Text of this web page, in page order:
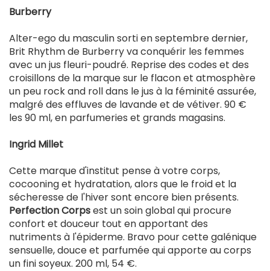
Burberry
Alter-ego du masculin sorti en septembre dernier,
Brit Rhythm de Burberry va conquérir les femmes
avec un jus fleuri-poudré. Reprise des codes et des
croisillons de la marque sur le flacon et atmosphère
un peu rock and roll dans le jus à la féminité assurée,
malgré des effluves de lavande et de vétiver. 90 €
les 90 ml, en parfumeries et grands magasins.
Ingrid Millet
Cette marque d'institut pense à votre corps,
cocooning et hydratation, alors que le froid et la
sécheresse de l'hiver sont encore bien présents.
Perfection Corpsest un soin global qui procure
confort et douceur tout en apportant des
nutriments à l'épiderme. Bravo pour cette galénique
sensuelle, douce et parfumée qui apporte au corps
un fini soyeux. 200 ml, 54 €.